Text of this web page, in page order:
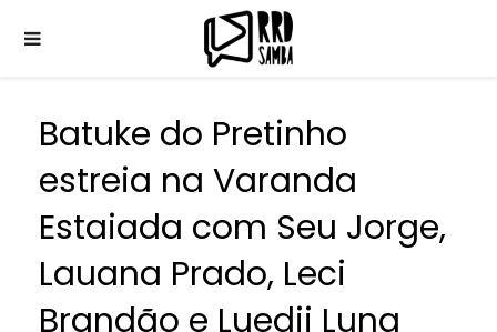
Batuke do Pretinho
estreia na Varanda
Estaiada com Seu Jorge,
Lauana Prado, Leci
Brandão e Luedji Luna